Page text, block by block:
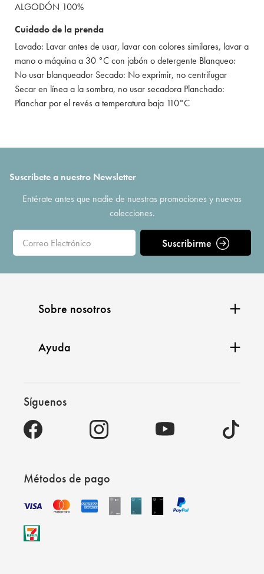
ALGODÓN 100%
Cuidado de la prenda
Lavado: Lavar antes de usar, lavar con colores similares, lavar a
mano o máquina a 30 °C con jabón o detergente Blanqueo:
No usar blanqueador Secado: No exprimir, no centrifugar
Secar en línea a la sombra, no usar secadora Planchado:
Planchar por el revés a temperatura baja 110°C
Suscríbete a nuestro Newsletter
Entérate antes que nadie de nuestras promociones y nuevas
colecciones.
Suscribirme
Sobre nosotros
Ayuda
Síguenos
Métodos de pago